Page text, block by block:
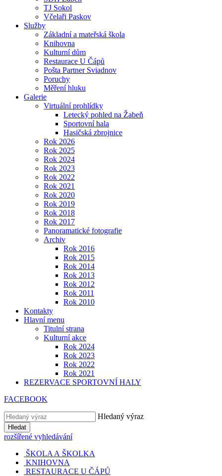
TJ Sokol
Včelaři Paskov
Služby
Základní a mateřská škola
Knihovna
Kulturní dům
Restaurace U Čápů
Pošta Partner Sviadnov
Poruchy
Měření hluku
Galerie
Virtuální prohlídky
Letecký pohled na Žabeň
Sportovní hala
Hasičská zbrojnice
Rok 2026
Rok 2025
Rok 2024
Rok 2023
Rok 2022
Rok 2021
Rok 2020
Rok 2019
Rok 2018
Rok 2017
Panoramatické fotografie
Archiv
Rok 2016
Rok 2015
Rok 2014
Rok 2013
Rok 2012
Rok 2011
Rok 2010
Kontakty
Hlavní menu
Titulní strana
Kulturní akce
Rok 2024
Rok 2023
Rok 2022
Rok 2021
REZERVACE SPORTOVNÍ HALY
FACEBOOK
Hledaný výraz
Hledat
rozšířené vyhledávání
ŠKOLA A ŠKOLKA
KNIHOVNA
RESTAURACE U ČÁPŮ